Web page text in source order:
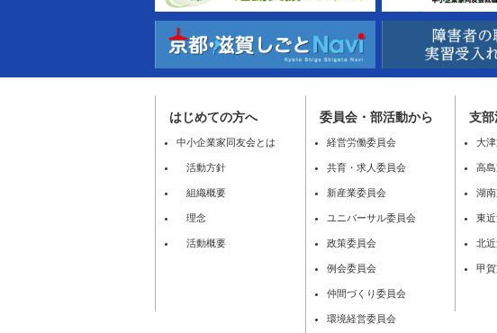
はじめての方へ
中小企業家同友会とは
活動方針
組織概要
理念
活動概要
委員会・部活動から
経営労働委員会
共育・求人委員会
新産業委員会
ユニバーサル委員会
政策委員会
例会委員会
仲間づくり委員会
環境経営委員会
⽀部
大
高
湖
東
北
甲